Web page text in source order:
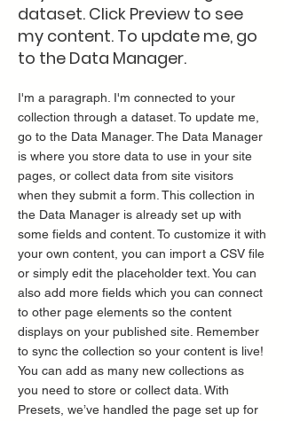
dataset. Click Preview to see
my content. To update me, go
to the Data Manager.
I'm a paragraph. I'm connected to your
collection through a dataset. To update me,
go to the Data Manager. The Data Manager
is where you store data to use in your site
pages, or collect data from site visitors
when they submit a form. This collection in
the Data Manager is already set up with
some fields and content. To customize it with
your own content, you can import a CSV file
or simply edit the placeholder text. You can
also add more fields which you can connect
to other page elements so the content
displays on your published site. Remember
to sync the collection so your content is live!
You can add as many new collections as
you need to store or collect data. With
Presets, we’ve handled the page set up for